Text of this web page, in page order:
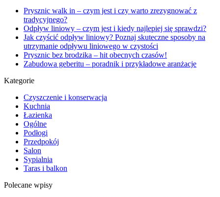
Prysznic walk in – czym jest i czy warto zrezygnować z
tradycyjnego?
Odpływ liniowy – czym jest i kiedy najlepiej się sprawdzi?
Jak czyścić odpływ liniowy? Poznaj skuteczne sposoby na
utrzymanie odpływu liniowego w czystości
Prysznic bez brodzika – hit obecnych czasów!
Zabudowa geberitu – poradnik i przykładowe aranżacje
Kategorie
Czyszczenie i konserwacja
Kuchnia
Łazienka
Ogólne
Podłogi
Przedpokój
Salon
Sypialnia
Taras i balkon
Polecane wpisy